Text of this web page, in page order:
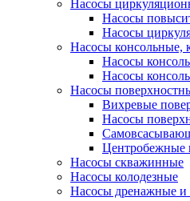
Насосы
Насосы
Насосы
Насосы консольные,
Насосы
Насосы
Насосы
Вихревые
Насосы
Центробежные
Насосы скважинные
Насосы колодезные
Насосы дренажные и